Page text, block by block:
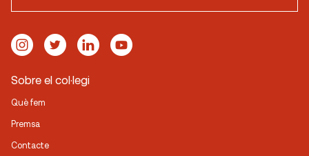
Sobre el col·legi
Què fem
Premsa
Contacte